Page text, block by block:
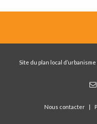
Site du plan local
Nous contacter